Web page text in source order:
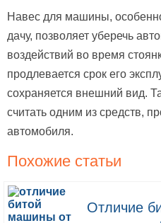
Навес для машины,
дачу, позволяет уберечь
воздействий во время
продлевается срок его
сохраняется внешний вид.
считать одним из средств,
автомобиля.
Похожие статьи
Отличие